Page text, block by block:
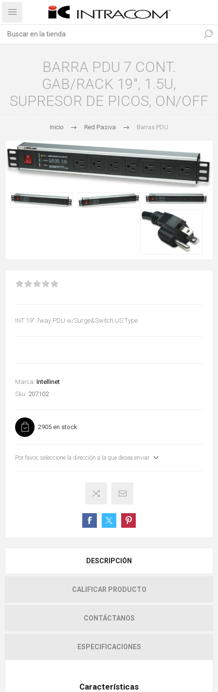
BARRA PDU 7 CONT.
GAB/RACK 19", 1.5U,
SUPRESOR DE PICOS, ON/OFF
Inicio Red Pasiva Barras PDU
INT 19" 7way PDU w/Surge&Switch,US Type
Marca: Intellinet
Sku: 207102
2905 en stock
Por favor, seleccione la dirección a la que desea enviar
DESCRIPCIÓN
CALIFICAR PRODUCTO
CONTÁCTANOS
ESPECIFICACIONES
Características